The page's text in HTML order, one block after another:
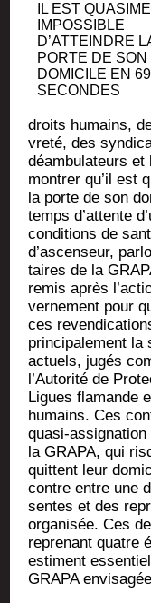
IL EST
IMPOS­SIBLE
D’ATTEINDRE
PORTE DE SON
DOMI­CILE EN 69
SECONDES
droits humains,
vre­té, des
déam­bu­la­teurs et
mon­trer qu’il est
la porte de son
temps d’attente
condi­tions de
d’ascenseur,
taires de la
remis après
ver­ne­ment pour
ces
prin­ci­pa­le­ment la
actuels, jugés
l’Autorité de
Ligues fla­mande
humains. Ces
qua­si-
la GRAPA, qui
quittent leur
contre entre une
sentes et des
orga­ni­sée. Ces
repre­nant quatre
estiment
GRAPA